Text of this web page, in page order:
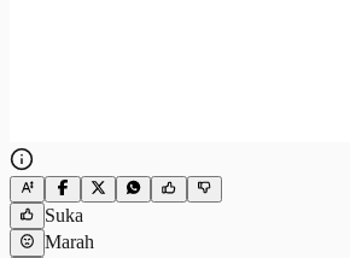
Suka
Marah